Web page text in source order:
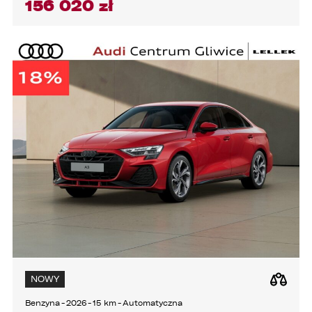
156 020 zł
NOWY
Benzyna-2026-15 km-Automatyczna
konieczność przetwarzania danych (podmioty
przetwarzające).
1. Państwa dane będą przechowywane przez
Administratora przez okres nie dłuższy niż
wymagają tego przepisy prawa lub do czasu
cofnięcia wcześniej udzielonej przez Państwa
2. Posiadają Państwo prawo do żądania od
administratora dostępu do danych osobowych,
ich sprostowania, usunięcia lub ograniczenia
przetwarzania, a także prawo sprzeciwu,
żądania zaprzestania przetwarzania i
przenoszenia danych, jak również prawo do
cofnięcia zgody w dowolnym momencie bez
wpływu na zgodność z prawem przetwarzania,
którego dokonano na podstawie zgody przed
jej cofnięciem
Prezesa Urzędu Ochrony Danych Osobowych